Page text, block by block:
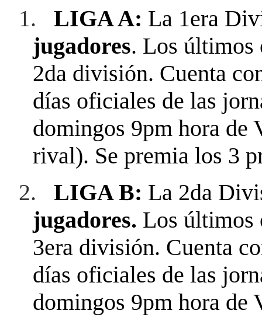
1.
LIGA A: La 1era
jugadores. Los últimos
2da división. Cuenta
días oficiales de las
domingos 9pm hora de
rival). Se premia los 3
2.
LIGA B: La 2da
jugadores. Los últimos
3era división. Cuenta
días oficiales de las
domingos 9pm hora de